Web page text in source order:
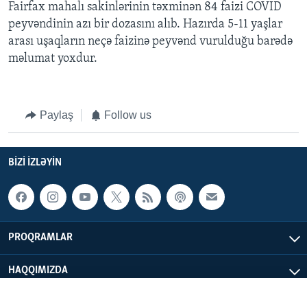
Fairfax mahalı sakinlərinin təxminən 84 faizi COVID
peyvəndinin azı bir dozasını alıb. Hazırda 5-11 yaşlar
arası uşaqların neçə faizinə peyvənd vurulduğu barədə
məlumat yoxdur.
Paylaş Follow us
BIZI IZLƏYIN
PROQRAMLAR
HAQQIMIZDA